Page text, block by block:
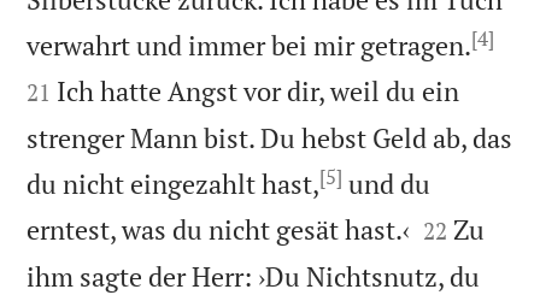
verwahrt und immer bei mir getragen.[4]
21 Ich hatte Angst vor dir, weil du ein
strenger Mann bist. Du hebst Geld ab, das
du nicht eingezahlt hast,[5] und du
erntest, was du nicht gesät hast.‹ 

22 Zu
ihm sagte der Herr: ›Du Nichtsnutz, du